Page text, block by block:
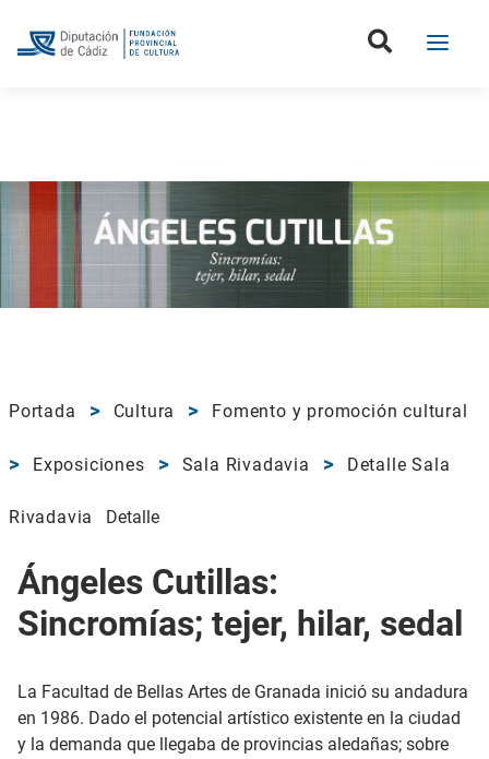
Portada Cultura Fomento y promoción cultural
Exposiciones Sala Rivadavia Detalle Sala
Rivadavia Detalle
Ángeles Cutillas:
Sincromías; tejer, hilar, sedal
La Facultad de Bellas Artes de Granada inició su andadura
en 1986. Dado el potencial artístico existente en la ciudad
y la demanda que llegaba de provincias aledañas; sobre